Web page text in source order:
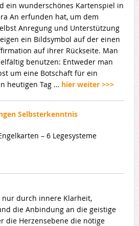
ein wunderschönes Kartenspiel in
An erfunden hat, um dem
Anregung und Unterstützung
ein Bildsymbol auf der einen
auf ihrer Rückseite. Man
benutzen: Entweder man
um eine Botschaft für ein
heutigen Tag … hier weiter >>>
Selbsterkenntnis
– 6 Legesysteme
nur durch innere Klarheit,
die Anbindung an die geistige
die Herzensebene die nötige